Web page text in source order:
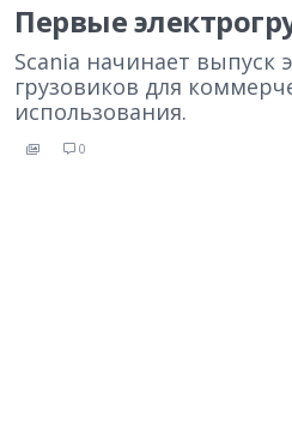
Первые
Scania начинает выпуск
грузовиков для
использования.
0